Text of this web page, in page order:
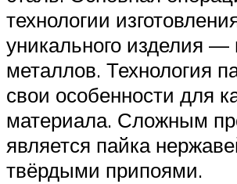
технологии
уникального изделия —
металлов. Технология
свои особенности для
материала. Сложным
является пайка
твёрдыми припоями.